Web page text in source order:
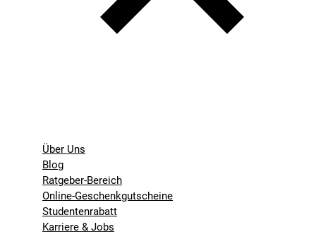
Über Uns
Blog
Ratgeber-Bereich
Online-Geschenkgutscheine
Studentenrabatt
Karriere & Jobs